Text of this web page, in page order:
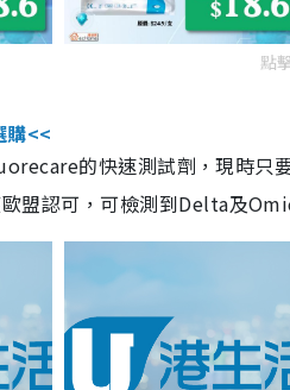
點
購<<
的快速測試劑，現時只
盟認可，可檢測到Delta及